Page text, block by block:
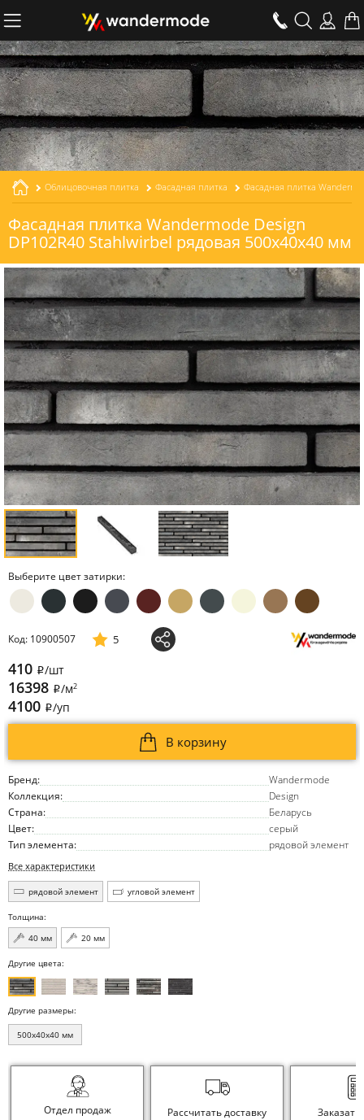
Облицовочная плитка Фасадная плитка
Фасадная плитка Wandermode Design
DP102R40 Stahlwirbel рядовая 500x40x40 мм
Выберите цвет затирки:
Бренд:
Wandermode
Коллекция:
Design
Страна:
Беларусь
Цвет:
серый
Тип элемента:
рядовой элемент
Все характеристики
рядовой элемент угловой элемент
Толщина:
40 мм
20 мм
Код: 10900507 5
410 i/шт
16398 i/м2
4100 i/уп
В корзину
Другие цвета:
Другие размеры:
500x40x40 мм
Отдел продаж Рассчитать доставку Заказать